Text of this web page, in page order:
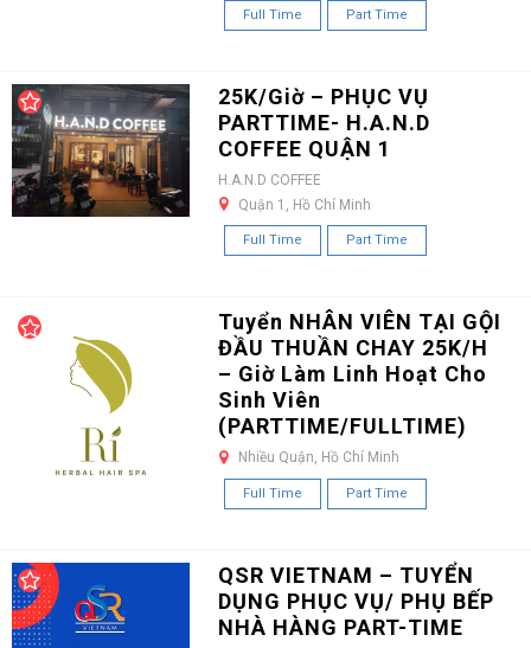
Full Time Part Time
25K/Giờ – PHỤC VỤ
PARTTIME- H.A.N.D
COFFEE QUẬN 1
H.A.N.D COFFEE
Quận 1, Hồ Chí Minh
Full Time Part Time
Tuyển NHÂN VIÊN TẠI GỘI
ĐẦU THUẦN CHAY 25K/H
– Giờ Làm Linh Hoạt Cho
Sinh Viên
(PARTTIME/FULLTIME)
Nhiều Quận, Hồ Chí Minh
Full Time Part Time
QSR VIETNAM – TUYỂN
DỤNG PHỤC VỤ/ PHỤ BẾP
NHÀ HÀNG PART-TIME